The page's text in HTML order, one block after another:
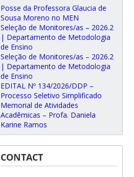
Posse da Professora Glaucia de
Sousa Moreno no MEN
Seleção de Monitores/as – 2026.2
| Departamento de Metodologia
de Ensino
Seleção de Monitores/as – 2026.2
| Departamento de Metodologia
de Ensino
EDITAL Nº 134/2026/DDP –
Processo Seletivo Simplificado
Memorial de Atividades
Acadêmicas – Profa. Daniela
Karine Ramos
CONTACT